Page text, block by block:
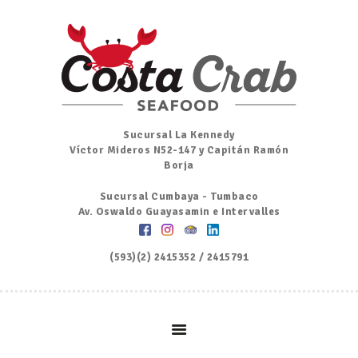
Sucursal La Kennedy
Víctor Mideros N52-147 y Capitán Ramón
Borja
Sucursal Cumbaya - Tumbaco
Av. Oswaldo Guayasamin e Intervalles
(593)(2) 2415352 / 2415791
Inicio
Nosotros
Menú
Ordena por Whatsapp
Promociones